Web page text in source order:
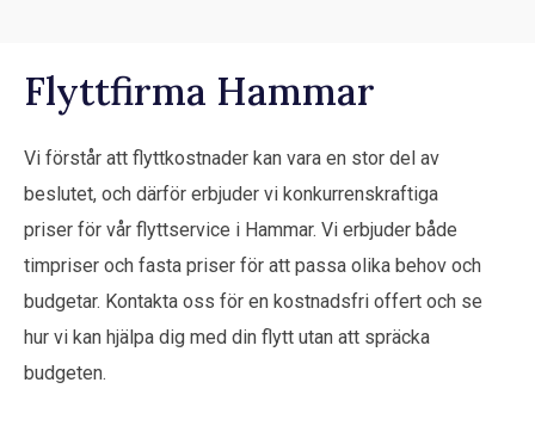
Flyttfirma Hammar
Vi förstår att flyttkostnader kan vara en stor del av
beslutet, och därför erbjuder vi konkurrenskraftiga
priser för vår flyttservice i Hammar. Vi erbjuder både
timpriser och fasta priser för att passa olika behov och
budgetar. Kontakta oss för en kostnadsfri offert och se
hur vi kan hjälpa dig med din flytt utan att spräcka
budgeten.